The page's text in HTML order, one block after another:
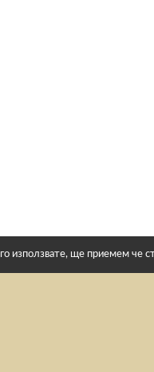
използвате, ще приемем че